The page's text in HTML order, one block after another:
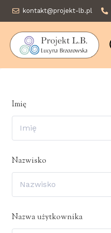
kontakt@projekt-lb.pl
Imię
Nazwisko
Nazwa użytkownika